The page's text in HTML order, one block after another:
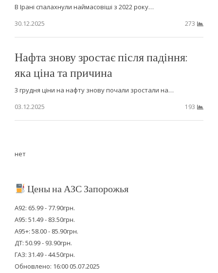
В Ірані спалахнули наймасовіші з 2022 року…
30.12.2025
273
Нафта знову зростає після падіння:
яка ціна та причина
3 грудня ціни на нафту знову почали зростали на…
03.12.2025
193
нет
Цены на АЗС Запорожья
А92: 65.99 - 77.90грн.
А95: 51.49 - 83.50грн.
А95+: 58.00 - 85.90грн.
ДТ: 50.99 - 93.90грн.
ГАЗ: 31.49 - 44.50грн.
Обновлено: 16:00 05.07.2025